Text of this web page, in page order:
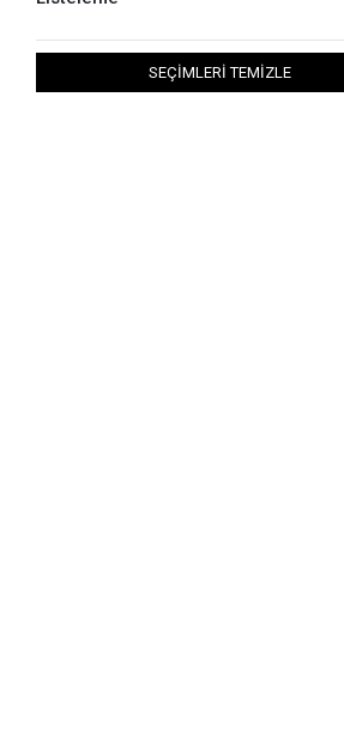
SEÇİMLERİ TEMİZLE